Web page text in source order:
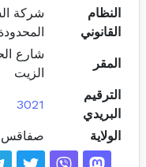
النظام
القانوني
شركة
المقر
الزيت
الترقيم
البريدي
3021
الولاية صفاقس